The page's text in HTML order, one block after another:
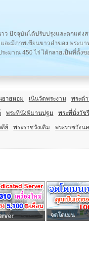
ว ปัจจุบันได้ปรับปรุงและตกแต่ง
ะมีภาพเขียนขาวดำของ พระบา
มาณ 450 ไร่ ได้กลายเป็นที่ตั้ง
ยายหอม เนินวัดพระงาม พระต
พระที่นั่งพิมานปฐม พระที่นั่งวัช
ดีย์ พระราชวังเดิม พระราชวังน
จดโดเมน